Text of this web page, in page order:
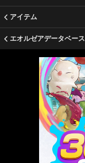
アイテム
エオルゼアデータベース